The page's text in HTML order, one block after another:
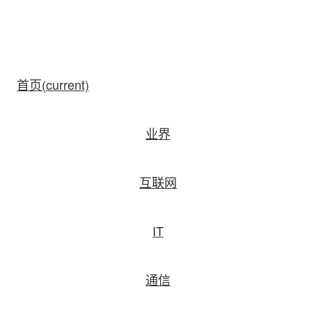
首页(current)
业界
互联网
IT
通信